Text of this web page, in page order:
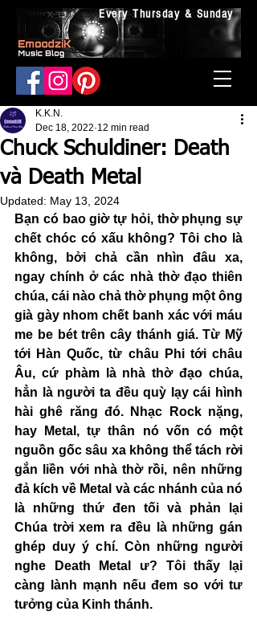
Every Thursday & Sunday
Chuck Schuldiner: Death
và Death Metal
K.K.N.
Dec 18, 2022 12 min read
Updated: May 13, 2024
Bạn có bao giờ tự hỏi, thờ phụng sự
chết chóc có xấu không? Tôi cho là
không, bởi chả cần nhìn đâu xa,
ngay chính ở các nhà thờ đạo thiên
chúa, cái nào chả thờ phụng một ông
già gày nhom chết banh xác với máu
me be bét trên cây thánh giá. Từ Mỹ
tới Hàn Quốc, từ châu Phi tới châu
Âu, cứ phàm là nhà thờ đạo chúa,
hẳn là người ta đều quỳ lạy cái hình
hài ghê răng đó. Nhạc Rock nặng,
hay Metal, tự thân nó vốn có một
nguồn gốc sâu xa không thể tách rời
gắn liền với nhà thờ rồi, nên những
đả kích về Metal và các nhánh của nó
là những thứ đen tối và phản lại
Chúa trời xem ra đều là những gán
ghép duy ý chí. Còn những người
nghe Death Metal ư? Tôi thấy lại
càng lành mạnh nếu đem so với tư
tưởng của Kinh thánh.